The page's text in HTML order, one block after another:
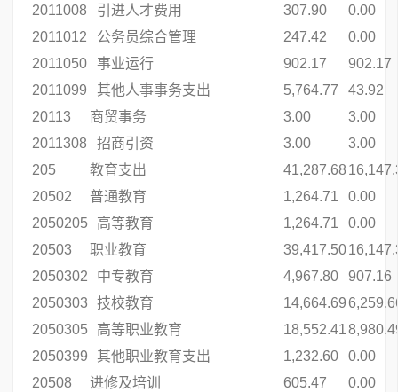
2011008 引进人才费用 307.90
0.00
2011012
公务员综合管理 247.42
0.00
2011050
事业运行 902.17
902.17
2011099
其他人事事务支出 5,764.77
43.92
20113
商贸事务 3.00
3.00
2011308
招商引资 3.00
3.00
205
教育支出 41,287.68
20502
普通教育 1,264.71
0.00
2050205
高等教育 1,264.71
0.00
20503
职业教育 39,417.50
2050302
中专教育 4,967.80
907.16
2050303
技校教育 14,664.69
2050305
高等职业教育 18,552.41
2050399
其他职业教育支出 1,232.60
0.00
20508
进修及培训 605.47
0.00